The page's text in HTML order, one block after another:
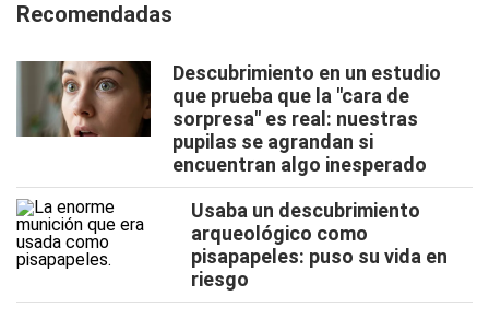
Recomendadas
Descubrimiento en un estudio
que prueba que la "cara de
sorpresa" es real: nuestras
pupilas se agrandan si
encuentran algo inesperado
Usaba un descubrimiento
arqueológico como
pisapapeles: puso su vida en
riesgo